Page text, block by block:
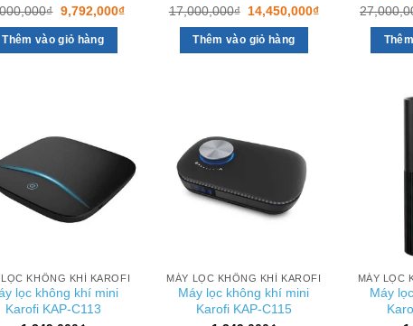
₫ Giá
là:
13,000,000₫.
9,792,000₫Giá
Thêm vào giỏ hàng
17,000,000₫ Giá
là:
17,000,000₫.
14,450,000₫Giá
Thêm vào giỏ hàng
LỌC KHÔNG KHÍ KAROFI
lọc không khí mini
Karofi KAP-C113
MÁY LỌC KHÔNG KHÍ KAROFI
Máy lọc không khí mini
Karofi KAP-C115
MÁY LỌC
Máy